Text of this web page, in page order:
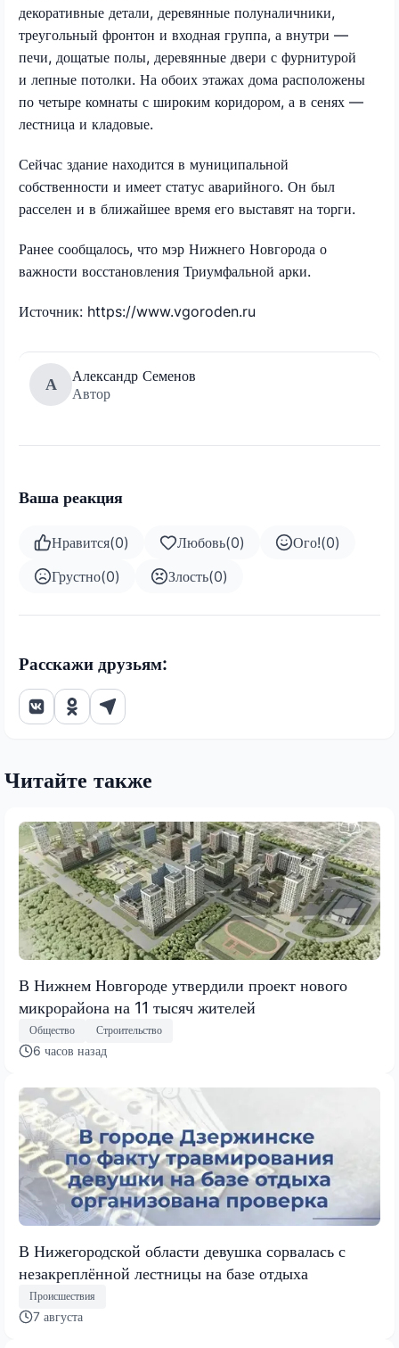
декоративные детали, деревянные полуналичники,
треугольный фронтон и входная группа, а внутри —
печи, дощатые полы, деревянные двери с фурнитурой
и лепные потолки. На обоих этажах дома расположены
по четыре комнаты с широким коридором, а в сенях —
лестница и кладовые.
Сейчас здание находится в муниципальной
собственности и имеет статус аварийного. Он был
расселен и в ближайшее время его выставят на торги.
Ранее сообщалось, что мэр Нижнего Новгорода о
важности восстановления Триумфальной арки.
Источник: https://www.vgoroden.ru
А
Александр Семенов
Автор
Ваша реакция
Нравится(0) Любовь(0) Ого!(0)
Грустно(0) Злость(0)
Расскажи друзьям:
Читайте также
В Нижнем Новгороде утвердили проект нового
микрорайона на 11 тысяч жителей
Общество Строительство
6 часов назад
В Нижегородской области девушка сорвалась с
незакреплённой лестницы на базе отдыха
Происшествия
7 августа